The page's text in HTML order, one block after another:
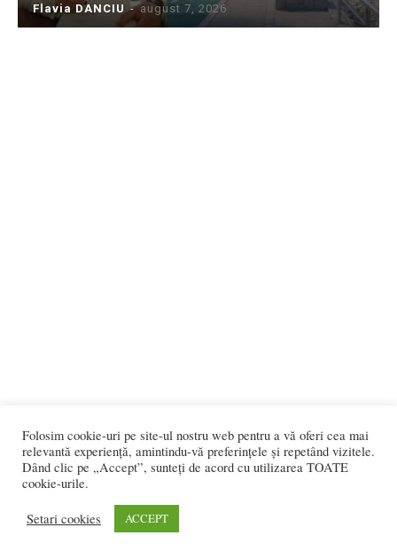
Flavia DANCIU - august 7, 2026
REDACȚIA:
Folosim cookie-uri pe site-ul nostru web pentru a vă oferi cea mai
relevantă experiență, amintindu-vă preferințele și repetând vizitele.
Dând clic pe „Accept”, sunteți de acord cu utilizarea TOATE
cookie-urile.
Setari cookies ACCEPT